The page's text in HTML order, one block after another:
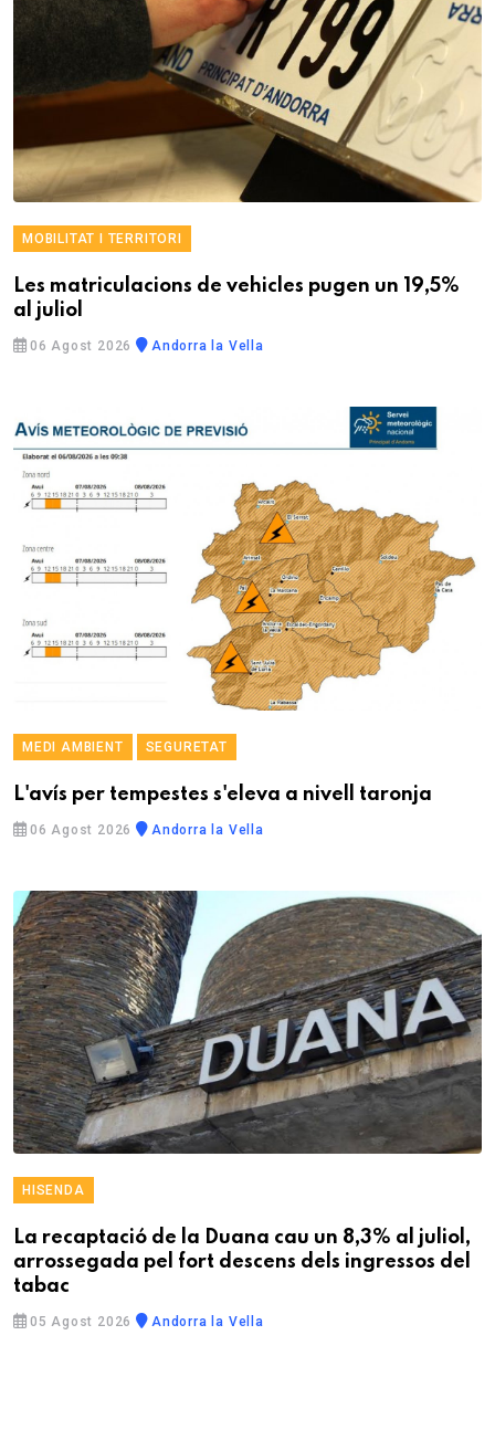
MOBILITAT I TERRITORI
Les matriculacions de vehicles pugen un 19,5%
al juliol
06 Agost 2026 Andorra la Vella
MEDI AMBIENT SEGURETAT
L'avís per tempestes s'eleva a nivell taronja
06 Agost 2026 Andorra la Vella
HISENDA
La recaptació de la Duana cau un 8,3% al juliol,
arrossegada pel fort descens dels ingressos del
tabac
05 Agost 2026 Andorra la Vella